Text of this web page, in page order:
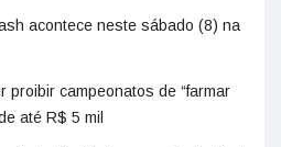
acontece neste sábado (8) na
proibir campeonatos de “farmar
até R$ 5 mil